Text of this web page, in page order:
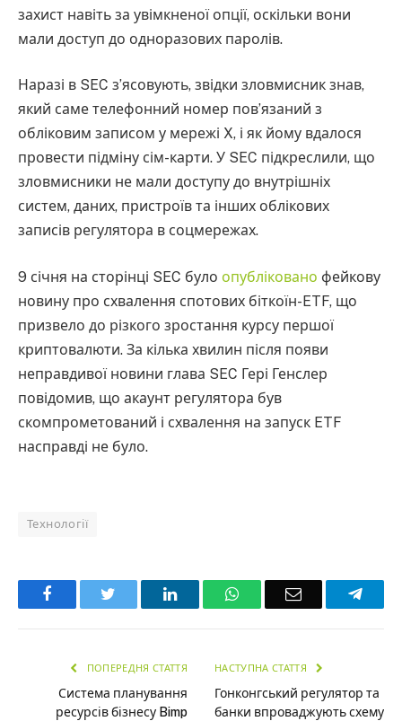
захист навіть за увімкненої опції, оскільки вони
мали доступ до одноразових паролів.
Наразі в SEC з’ясовують, звідки зловмисник знав,
який саме телефонний номер пов’язаний з
обліковим записом у мережі X, і як йому вдалося
провести підміну сім-карти. У SEC підкреслили, що
зловмисники не мали доступу до внутрішніх
систем, даних, пристроїв та інших облікових
записів регулятора в соцмережах.
9 січня на сторінці SEC було опубліковано фейкову
новину про схвалення спотових біткоїн-ETF, що
призвело до різкого зростання курсу першої
криптовалюти. За кілька хвилин після появи
неправдивої новини глава SEC Гері Генслер
повідомив, що акаунт регулятора був
скомпрометований і схвалення на запуск ETF
насправді не було.
Технології
Facebook LinkedInWhatsAppEmail
ПОПЕРЕДНЯ СТАТТЯ
Система планування
ресурсів бізнесу Bimp
НАСТУПНА СТАТТЯ
Гонконгський регулятор та
банки впроваджують схему